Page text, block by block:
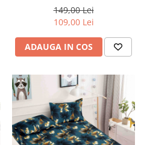
149,00 Lei
109,00 Lei
ADAUGA IN COS